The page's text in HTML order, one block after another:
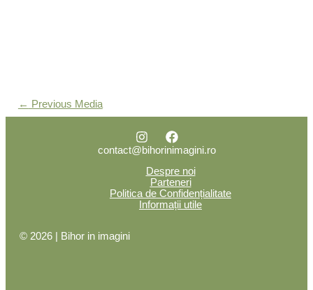
← Previous Media
contact@bihorinimagini.ro
Despre noi
Parteneri
Politica de Confidențialitate
Informații utile
© 2026 | Bihor in imagini